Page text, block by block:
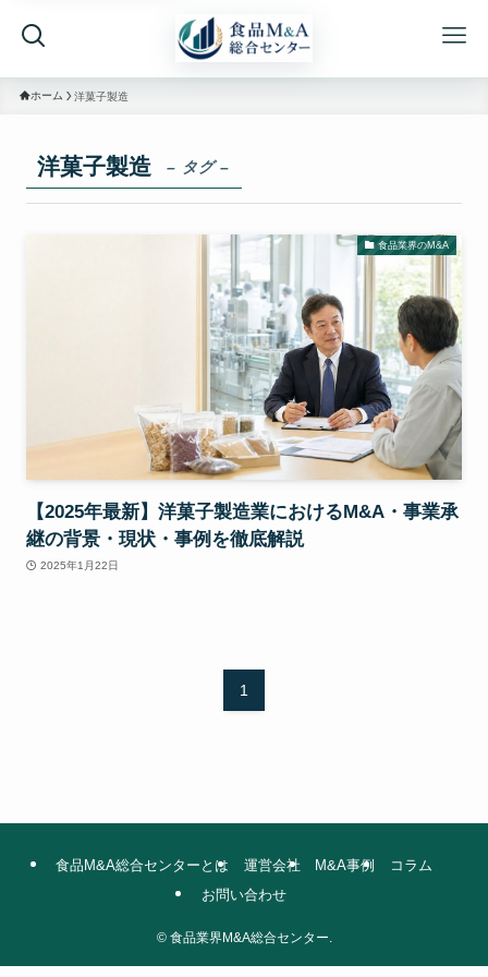
ホーム 洋菓子製造
洋菓子製造 – タグ –
食品業界のM&A
【2025年最新】洋菓子製造業におけるM&A・事業承
継の背景・現状・事例を徹底解説
2025年1月22日
1
食品M&A総合センターとは 運営会社 M&A事例
コラム
お問い合わせ
©食品業界M&A総合センター.